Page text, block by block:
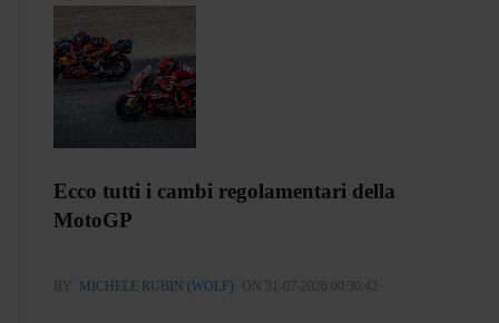
Ecco tutti i cambi regolamentari della
MotoGP
BY MICHELE RUBIN (WOLF) ON 31-07-2026 00:30:42